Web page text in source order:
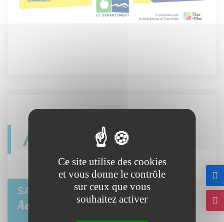
Agenda
SAM 8
Août
Open de pétanque
BRETTEVILLE-L'ORGUEILLEUSE
Ce site utilise des cookies
et vous donne le contrôle
sur ceux que vous
souhaitez activer